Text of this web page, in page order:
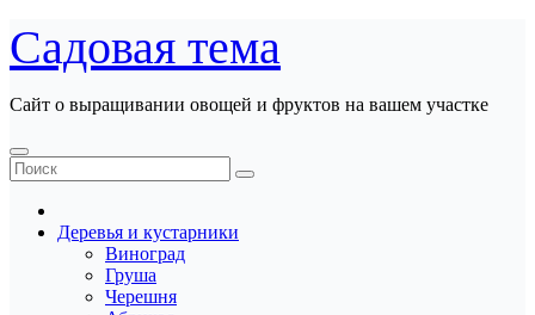
Перейти
к
содержанию
Садовая тема
Сайт о выращивании овощей и фруктов на вашем участке
Деревья и кустарники
Виноград
Груша
Черешня